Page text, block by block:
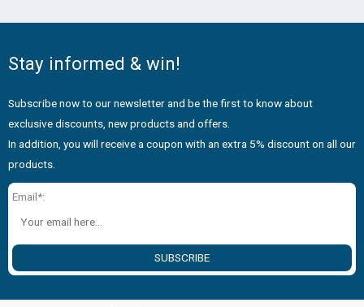
Stay informed & win!
Subscribe now to our newsletter and be the first to know about
exclusive discounts, new products and offers.
In addition, you will receive a coupon with an extra 5% discount on all our
products.
Email*:
SUBSCRIBE